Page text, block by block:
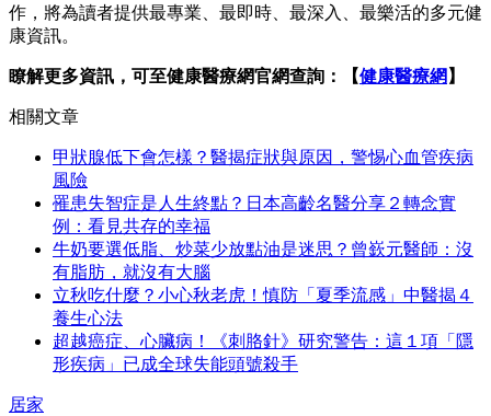
作，將為讀者提供最專業、最即時、最深入、最樂活的多元健
康資訊。
瞭解更多資訊，可至健康醫療網官網查詢：【健康醫療網 】
相關文章
甲狀腺低下會怎樣？醫揭症狀與原因，警惕心血管疾病
風險
罹患失智症是人生終點？日本高齡名醫分享２轉念實
例：看見共存的幸福
牛奶要選低脂、炒菜少放點油是迷思？曾嶔元醫師：沒
有脂肪，就沒有大腦
立秋吃什麼？小心秋老虎！慎防「夏季流感」中醫揭４
養生心法
超越癌症、心臟病！《刺胳針》研究警告：這１項「隱
形疾病」已成全球失能頭號殺手
居家